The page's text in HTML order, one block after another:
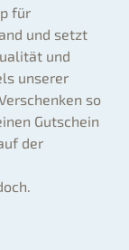
für
und setzt
und
unserer
so
Gutschein
der